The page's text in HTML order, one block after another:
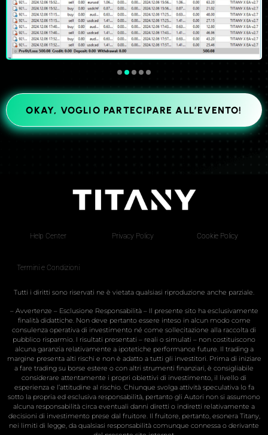
OKAY, VOGLIO PARTECIPARE ALL’EVENTO!
Help Center Privacy Policy Cookie Policy
Termini e Condizioni
Tutti i diritti sono riservati ne è vietata qualsiasi riproduzione anche parziale.
– Avvertenze – Esclusione Responsabilità – Il presente sito ha esclusivamente
finalità didattiche. Non deve pertanto essere inteso in alcun modo come
consulenza operativa di investimento né come sollecitazione alla raccolta di
pubblico risparmio. I risultati presentati – reali o simulati – non costituiscono
alcuna garanzia relativamente a ipotetiche performance future. Il trading a
margine presenta alti rischi e non è adatto a tutti gli investitori. Prima di iniziare
a fare trading su borse estere o con altri strumenti finanziari, è consigliabile
considerare attentamente i propri obiettivi di investimento, il livello di
esperienza e l’attitudine al rischio. Chiunque svolga attività speculativa lo fa
sotto la propria ed esclusiva responsabilità, pertanto gli Autori non si assumono
alcuna responsabilità circa eventuali danni diretti o indiretti relativamente a
decisioni di investimento prese dal fruitore. Il fruitore, pertanto, esonera Titany,
nei limiti di legge, da qualsiasi responsabilità comunque connessa o derivante